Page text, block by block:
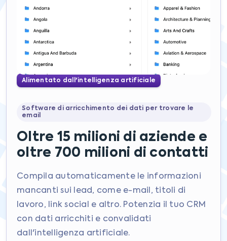
Alimentato dall'intelligenza artificiale
Software di arricchimento dei dati per trovare le
email
Oltre 15 milioni di aziende e
oltre 700 milioni di contatti
Compila automaticamente le informazioni
mancanti sui lead, come e-mail, titoli di
lavoro, link social e altro. Potenzia il tuo CRM
con dati arricchiti e convalidati
dall'intelligenza artificiale.